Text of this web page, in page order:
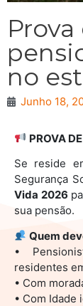
no
Junho 18,
PROVA
Se reside
Segurança
Vida 2026
sua pensão.
Quem
•
residentes
• Com
• Com Idade